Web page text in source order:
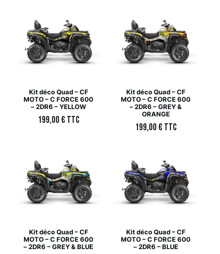
Kit déco Quad – CF
MOTO – C FORCE 600
– 2DR6 – YELLOW
199,00€ TTC
Kit déco Quad – CF
MOTO – C FORCE 600
– 2DR6 – GREY &
ORANGE
199,00€ TTC
Kit déco Quad – CF
MOTO – C FORCE 600
– 2DR6 – GREY & BLUE
Kit déco Quad – CF
MOTO – C FORCE 600
– 2DR6 – BLUE